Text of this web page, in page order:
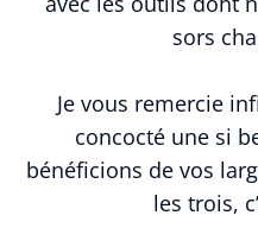
sors
Je vous remercie
concocté une si
bénéficions de vos
les trois,